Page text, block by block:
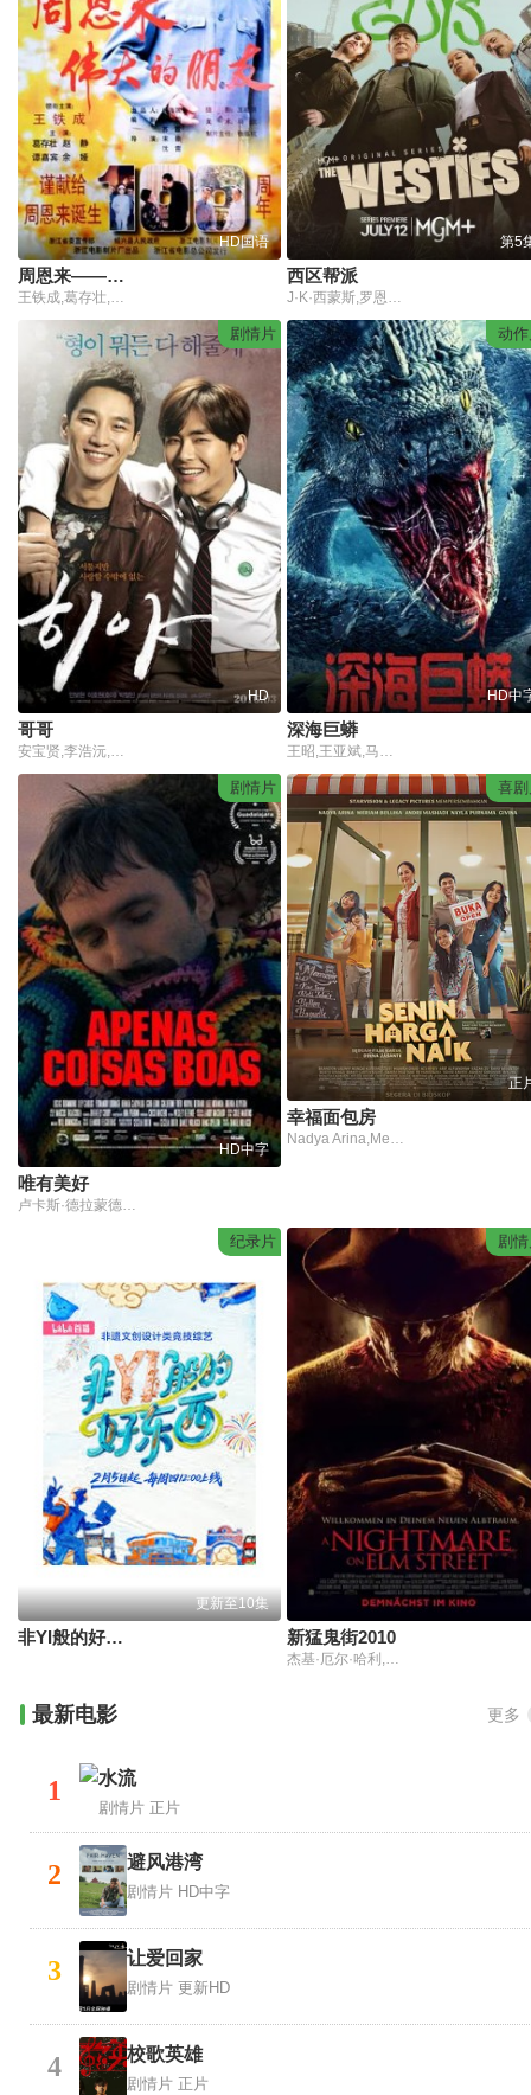
HD国语
周恩来——伟大的朋友
第5
西区帮派
剧情片
HD
哥哥
动
HD中
深海巨蟒
剧情片
HD中字
唯有美好
卢卡斯·德拉蒙德,列夫·卡洛斯,吉列尔梅·提奥,诺瓦尔·伯巴里,塞西莉娅·布里托,费尔南多·利伯塔尼,伊戈尔·莱昂尼,雷娜塔·卡瓦略,莉兹·米兰达,布伦达·奥利维拉,拉斐尔·弗雷尔,马修斯·纳西门托,吉欧瓦多·索扎
喜
正
幸福面包房
Nadya Arina,Meriam Bellina,安德里·马沙迪,Nayla D. Purnama,Givina Lukita,Hamish Daud
纪录片
更新至10集
非YI般的好东西
剧
新猛鬼街2010
杰基·厄尔·哈利,鲁妮·玛拉
最新电影 更多
1 水流
剧情片 正片
2 避风港湾
剧情片 HD中字
3 让爱回家
剧情片 更新HD
4 校歌英雄
剧情片 正片